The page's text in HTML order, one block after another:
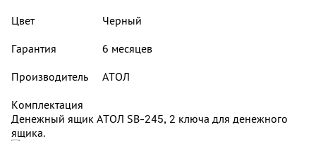
Цвет
Черный
Гарантия
6 месяцев
Производитель
АТОЛ
Комплектация
Денежный ящик АТОЛ SB-245, 2 ключа для денежного
ящика.